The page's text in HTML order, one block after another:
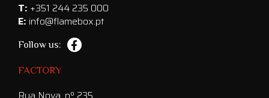
T: +351 244 235 000
E: info@flamebox.pt
Follow us:
FACTORY